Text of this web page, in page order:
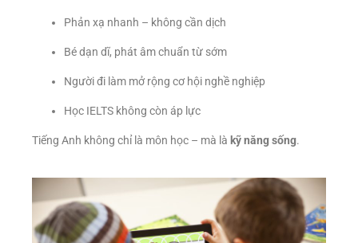
Phản xạ nhanh – không cần dịch
Bé dạn dĩ, phát âm chuẩn từ sớm
Người đi làm mở rộng cơ hội nghề nghiệp
Học IELTS không còn áp lực
Tiếng Anh không chỉ là môn học – mà là kỹ năng sống.